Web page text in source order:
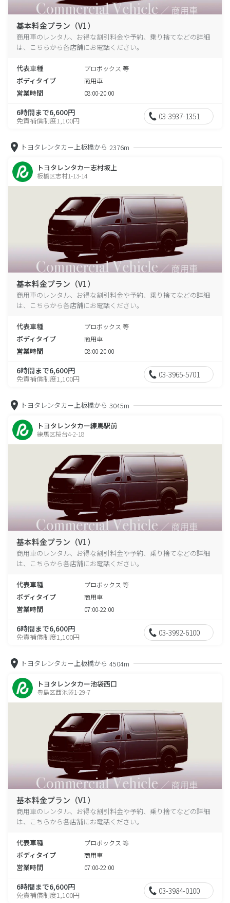
基本料金プラン（V1）
商用車のレンタル、お得な割引料金や予約、乗り捨てなどの詳細
は、こちらから各店舗にお電話ください。
代表車種 プロボックス 等
ボディタイプ 商用車
営業時間 08:00-20:00
6時間まで6,600円
免責補償制度1,100円 03-3937-1351
トヨタレンタカー上板橋から 2376m
トヨタレンタカー志村坂上
板橋区志村1-13-14
基本料金プラン（V1）
商用車のレンタル、お得な割引料金や予約、乗り捨てなどの詳細
は、こちらから各店舗にお電話ください。
代表車種 プロボックス 等
ボディタイプ 商用車
営業時間 08:00-20:00
6時間まで6,600円
免責補償制度1,100円 03-3965-5701
トヨタレンタカー上板橋から 3045m
トヨタレンタカー練馬駅前
練馬区桜台4-2-18
基本料金プラン（V1）
商用車のレンタル、お得な割引料金や予約、乗り捨てなどの詳細
は、こちらから各店舗にお電話ください。
代表車種 プロボックス 等
ボディタイプ 商用車
営業時間 07:00-22:00
6時間まで6,600円
免責補償制度1,100円 03-3992-6100
トヨタレンタカー上板橋から 4504m
トヨタレンタカー池袋西口
豊島区西池袋1-29-7
基本料金プラン（V1）
商用車のレンタル、お得な割引料金や予約、乗り捨てなどの詳細
は、こちらから各店舗にお電話ください。
代表車種 プロボックス 等
ボディタイプ 商用車
営業時間 07:00-22:00
6時間まで6,600円
免責補償制度1,100円 03-3984-0100